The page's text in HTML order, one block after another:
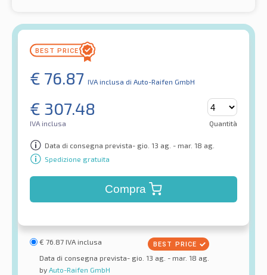
€ 76.87 IVA inclusa di Auto-Raifen GmbH
€ 307.48
IVA inclusa Quantità
Data di consegna prevista- gio. 13 ag. - mar. 18 ag.
Spedizione gratuita
Compra
€ 76.87 IVA inclusa
Data di consegna prevista- gio. 13 ag. - mar. 18 ag.
by Auto-Raifen GmbH